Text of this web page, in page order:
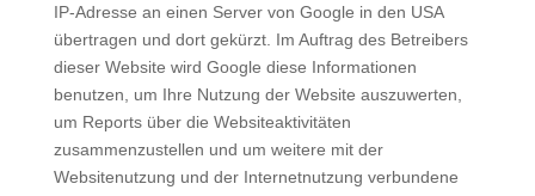
IP-Adresse an einen Server von Google in den USA
übertragen und dort gekürzt. Im Auftrag des Betreibers
dieser Website wird Google diese Informationen
benutzen, um Ihre Nutzung der Website auszuwerten,
um Reports über die Websiteaktivitäten
zusammenzustellen und um weitere mit der
Websitenutzung und der Internetnutzung verbundene